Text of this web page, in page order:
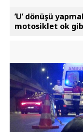
’U’ dönüşü
motosiklet ok